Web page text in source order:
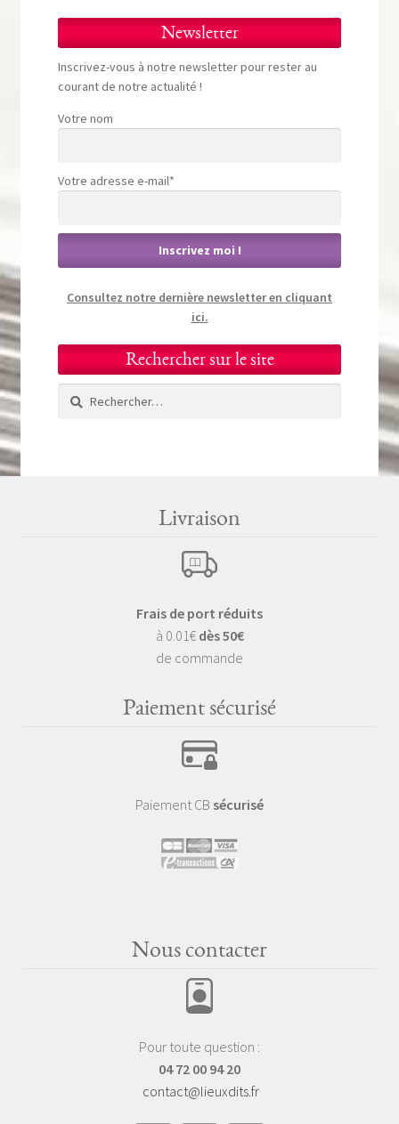
Newsletter
Inscrivez-vous à notre newsletter pour rester au
courant de notre actualité !
Votre nom
Votre adresse e-mail*
Consultez notre dernière newsletter en cliquant
ici.
Rechercher sur le site
Rechercher :
Livraison
Frais de port réduits
à 0.01€ dès 50€
de commande
Paiement sécurisé
Paiement CB sécurisé
Nous contacter
Pour toute question :
04 72 00 94 20
contact@lieuxdits.fr